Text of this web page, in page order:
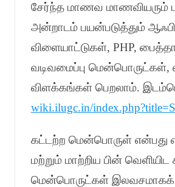
சேர்ந்த மாணவ மாணவியரும்
அன்றாடம் பயன்படுத்தும்
விளையாட்டுகள், PHP,
வடிவமைப்பு மென்பொருட்கள்,
விளக்கங்கள் பெறலாம்.
wiki.ilugc.in/
கட்டற்ற மென்பொருள் என்பது
மற்றும் மாற்றிய பின்
மென்பொருட்கள் இலவசமாகக்